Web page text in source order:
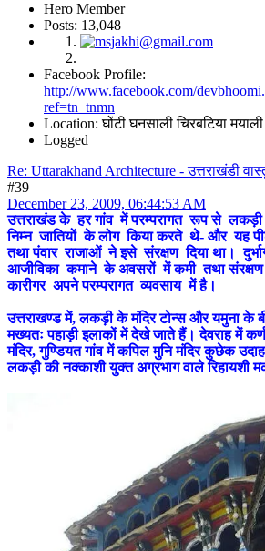
Hero Member
Posts: 13,048
Facebook Profile:
http://www.facebook.com/
ref=tn_tnmn
Location: घोंटी घनसाली चिरबटिया
Logged
Re: Uttarakhand Architecture - उत्तराखंडी
#39
December 23, 2009, 06:44:53 AM
उत्तराखंड के हर गांव में परम्परागत रूप से
निम्न जातियों के लोग किया करते थे- और यह
तथा पंवार राजाओं ने इसे संरक्षण दिया था।
आजीविका कमाने के अवसरों में कमी तथा
कारीगर अपने परम्परागत व्यवसाय में है।
उत्तराखण्ड में, लकड़ी के मंदिर टोन्स और यमुना के
मख्यतः पहाड़ी इलाकों में देखे जाते हैं। देवराह में
मंदिर, गुण्डियत गांव में कपिल मुनि मंदिर कुछेक
लकड़ी की नक्काशी युक्त अग्रभाग वाले रिहायशी